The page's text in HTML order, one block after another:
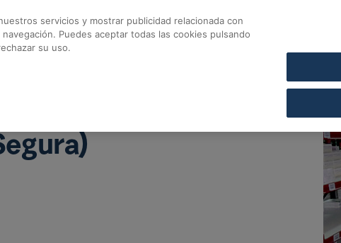
CONTACTO COFARES SECCIÓN DE CRÉDITO
servicios y mostrar publicidad relacionada con
Puedes aceptar todas las cookies pulsando
su uso.